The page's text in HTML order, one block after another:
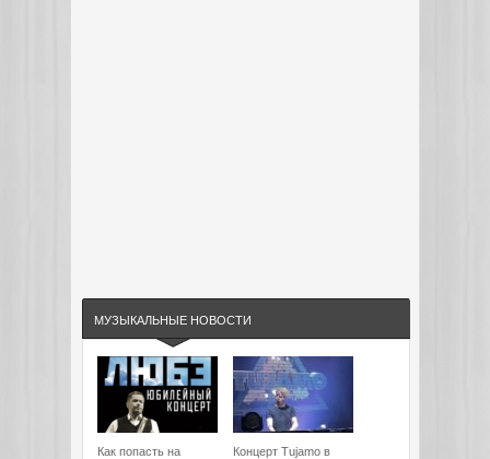
МУЗЫКАЛЬНЫЕ НОВОСТИ
Как попасть на
Концерт Tujamo в